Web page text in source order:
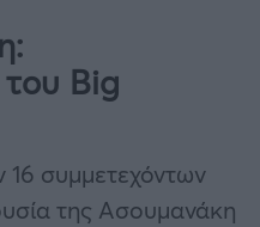
Big
συμμετεχόντων
της Ασουμανάκη